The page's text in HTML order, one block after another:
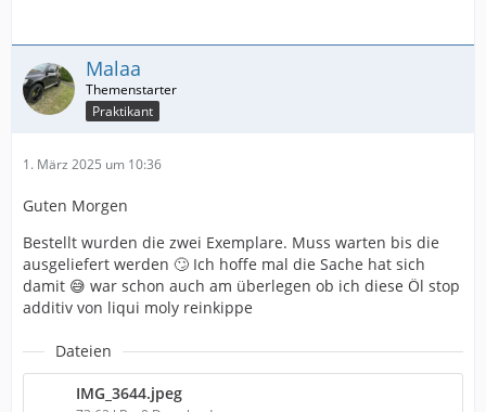
Malaa
Praktikant
1. März 2025 um 10:36
Guten Morgen
Bestellt wurden die zwei Exemplare. Muss warten bis die
ausgeliefert werden 🙄 Ich hoffe mal die Sache hat sich
damit 😅 war schon auch am überlegen ob ich diese Öl stop
additiv von liqui moly reinkippe
Dateien
IMG_3644.jpeg